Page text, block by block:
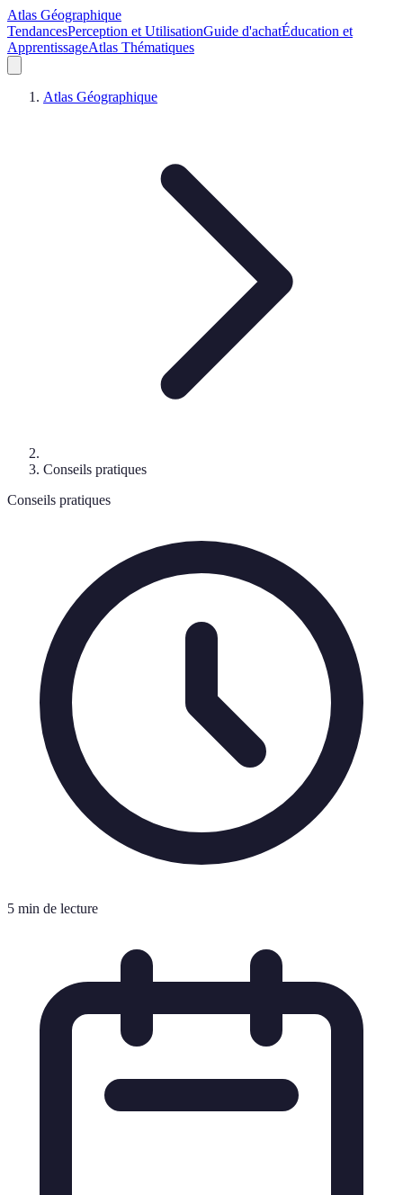
Atlas Géographique
TendancesPerception et UtilisationGuide d'achatÉducation et
ApprentissageAtlas Thématiques
Atlas Géographique
Conseils pratiques
Conseils pratiques
5 min de lecture